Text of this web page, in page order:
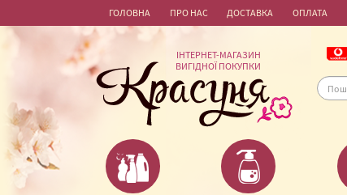
ГОЛОВНА ПРО НАС ДОСТАВКА ОПЛАТА
ІНТЕРНЕТ-МАГАЗИН
ВИГІДНОЇ ПОКУПКИ